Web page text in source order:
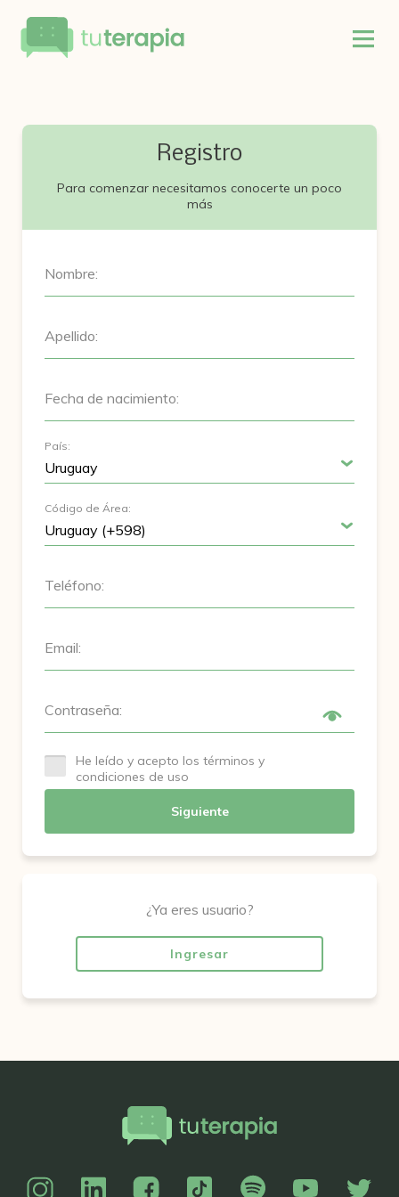
Registro
Para comenzar necesitamos conocerte un poco
más
Nombre:
Apellido:
Fecha de nacimiento:
País:
Código de Área:
Teléfono:
Email:
Contraseña:
He leído y acepto los términos y
condiciones de uso
Siguiente
¿Ya eres usuario?
Ingresar